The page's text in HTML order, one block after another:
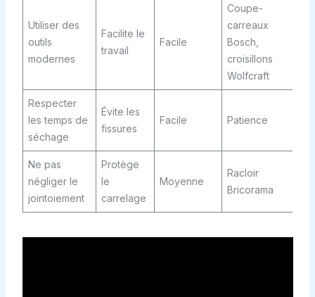
Utiliser des
outils
modernes
Facilite le
travail
Facile
Coupe-
carreaux
Bosch,
croisillons
Wolfcraft
Respecter
les temps de
séchage
Évite les
fissures
Facile Patience
Ne pas
négliger le
jointoiement
Protège
le
carrelage
Moyenne
Racloir
Bricorama